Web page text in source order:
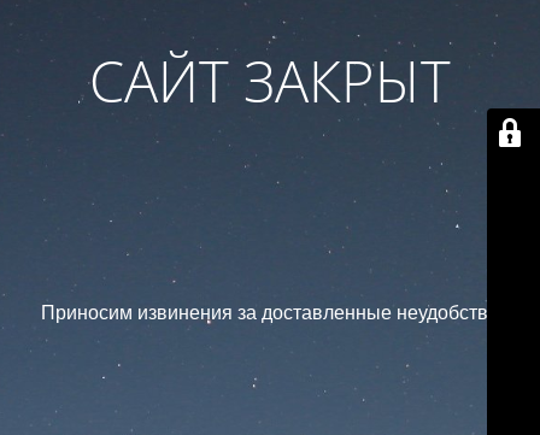
САЙТ ЗАКРЫТ
Приносим извинения за доставленные неудобства